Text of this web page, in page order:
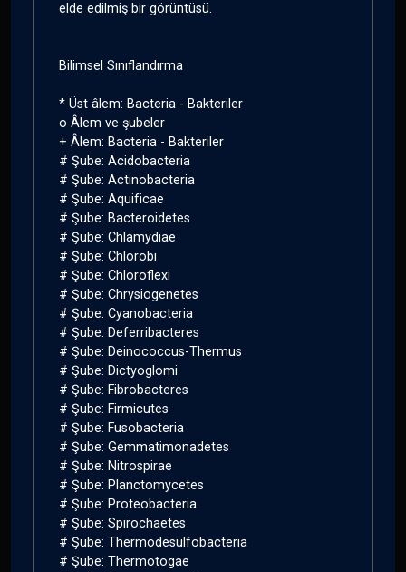
elde edilmiş bir görüntüsü.
Bilimsel Sınıflandırma
* Üst âlem: Bacteria - Bakteriler
o Âlem ve şubeler
+ Âlem: Bacteria - Bakteriler
# Şube: Acidobacteria
# Şube: Actinobacteria
# Şube: Aquificae
# Şube: Bacteroidetes
# Şube: Chlamydiae
# Şube: Chlorobi
# Şube: Chloroflexi
# Şube: Chrysiogenetes
# Şube: Cyanobacteria
# Şube: Deferribacteres
# Şube: Deinococcus-Thermus
# Şube: Dictyoglomi
# Şube: Fibrobacteres
# Şube: Firmicutes
# Şube: Fusobacteria
# Şube: Gemmatimonadetes
# Şube: Nitrospirae
# Şube: Planctomycetes
# Şube: Proteobacteria
# Şube: Spirochaetes
# Şube: Thermodesulfobacteria
# Şube: Thermotogae